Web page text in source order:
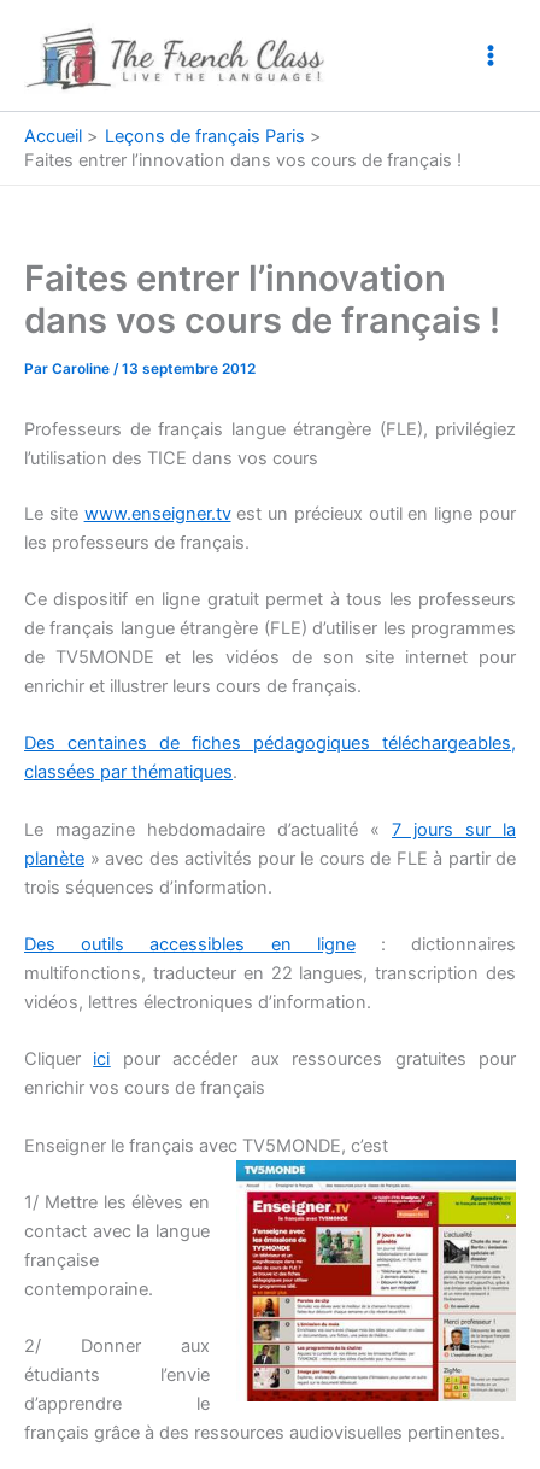
contenu
Accueil
Leçons de français Paris
Faites entrer l’innovation dans vos cours de français !
Faites entrer l’innovation
dans vos cours de français !
Par Caroline /13 septembre 2012
Professeurs de français langue étrangère (FLE), privilégiez
l’utilisation des TICE dans vos cours
Le site www.enseigner.tvest un précieux outil en ligne pour
les professeurs de français.
Ce dispositif en ligne gratuit permet à tous les professeurs
de français langue étrangère (FLE) d’utiliser les programmes
de TV5MONDE et les vidéos de son site internet pour
enrichir et illustrer leurs cours de français.
Des centaines de fiches pédagogiques téléchargeables,
classées par thématiques.
Le magazine hebdomadaire d’actualité « 7 jours sur la
planète » avec des activités pour le cours de FLE à partir de
trois séquences d’information.
Des outils accessibles en ligne: dictionnaires
multifonctions, traducteur en 22 langues, transcription des
vidéos, lettres électroniques d’information.
Cliquer ici pour accéder aux ressources gratuites pour
enrichir vos cours de français
Enseigner le français avec TV5MONDE, c’est
1/ Mettre les élèves en
contact avec la langue
française
contemporaine.
2/ Donner aux
étudiants l’envie
d’apprendre le
français grâce à des ressources audiovisuelles pertinentes.